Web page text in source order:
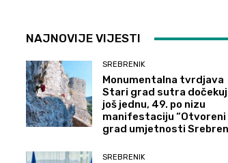
NAJNOVIJE VIJESTI
SREBRENIK
Monumentalna tvrdjava
Stari grad sutra
još jednu, 49. po nizu
manifestaciju “Otvoreni
grad umjetnosti
SREBRENIK